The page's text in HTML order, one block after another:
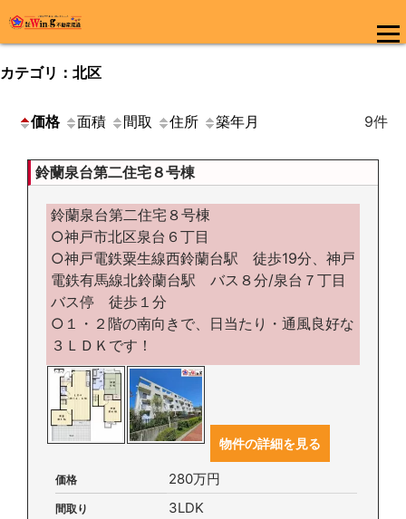
カテゴリ：北区
価格 面積 間取 住所 築年月 9件
鈴蘭泉台第二住宅８号棟
鈴蘭泉台第二住宅８号棟
○神戸市北区泉台６丁目
○神戸電鉄粟生線西鈴蘭台駅 徒歩19分、神戸
電鉄有馬線北鈴蘭台駅 バス８分/泉台７丁目
バス停 徒歩１分
○１・２階の南向きで、日当たり・通風良好な
３ＬＤＫです！
物件の詳細を見る
価格 280万円
間取り 3LDK